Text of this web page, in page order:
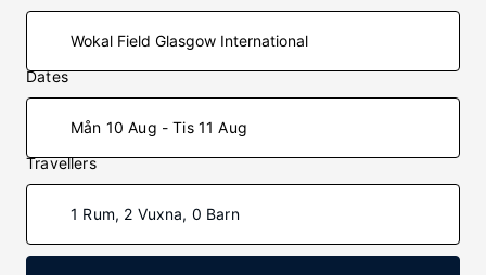
Dates
Mån 10 Aug - Tis 11 Aug
Travellers
1 Rum, 2 Vuxna, 0 Barn